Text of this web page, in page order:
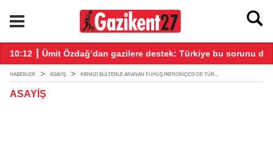
10:12 ┋ Ümit Özdağ’dan gazilere destek: Türkiye bu sorunu
HABERLER ASAYIŞ KIRMIZI BÜLTENLE ARANAN FUHUŞ PATRONIÇESI DE TÜR...
ASAYIŞ